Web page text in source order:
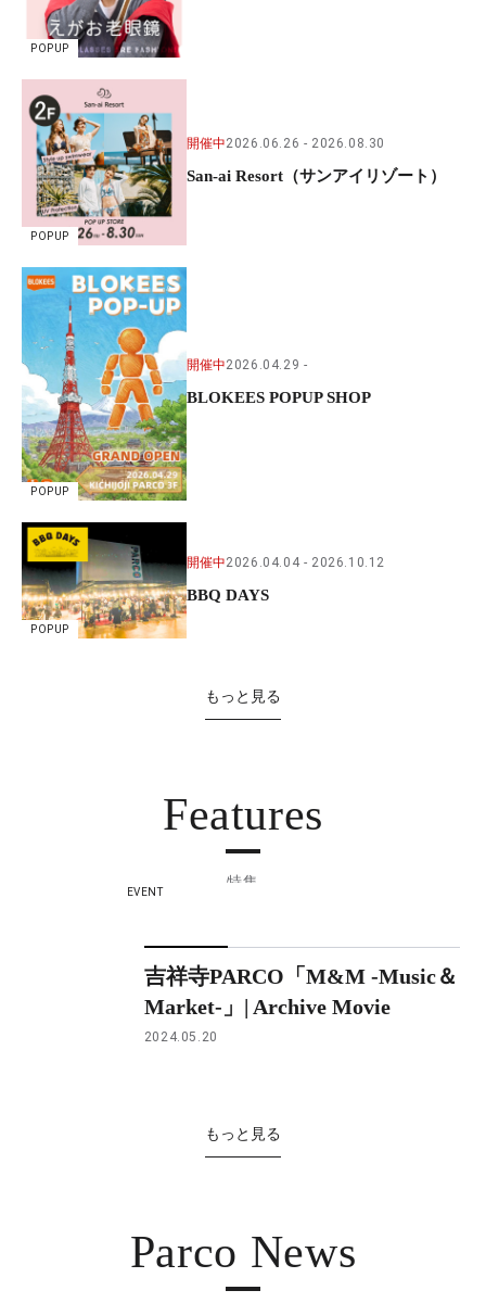
POPUP
POPUP
開催中2026.06.26 2026.08.30
San-ai Resort（サンアイリゾート）
POPUP
開催中2026.04.29
BLOKEES POPUP SHOP
POPUP
開催中2026.04.04 2026.10.12
BBQ DAYS
もっと見る
Features
特集
EVENT
吉祥寺PARCO「M&M -Music＆
Market-」| Archive Movie
2024.05.20
もっと見る
Parco News